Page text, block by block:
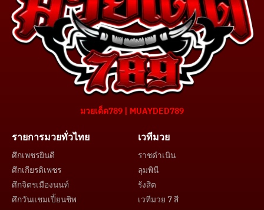
มวยเด็ด789 | MUAYDED789
รายการมวยทั่วไทย
ศึกเพชรยินดี
ศึกเกียรติเพชร
ศึกจิตรเมืองนนท์
ศึกวันแชมเปี้ยนชิพ
เวทีมวย
ราชดำเนิน
ลุมพินี
รังสิต
เวทีมวย 7 สี